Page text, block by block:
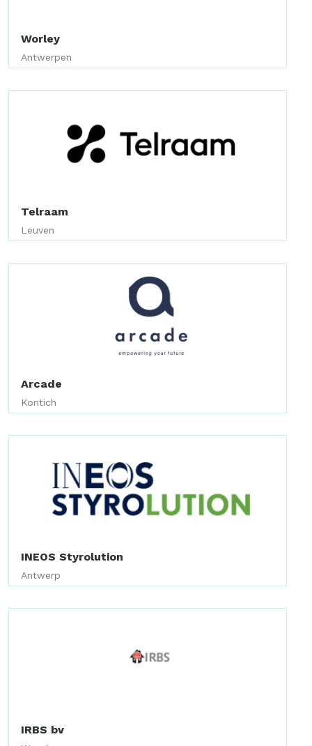
Worley
Antwerpen
Telraam
Leuven
Arcade
Kontich
INEOS Styrolution
Antwerp
IRBS bv